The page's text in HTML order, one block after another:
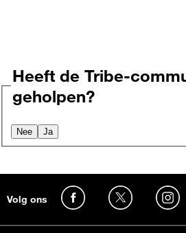
Heeft de Tribe-
geholpen?
Nee Ja
Volg ons